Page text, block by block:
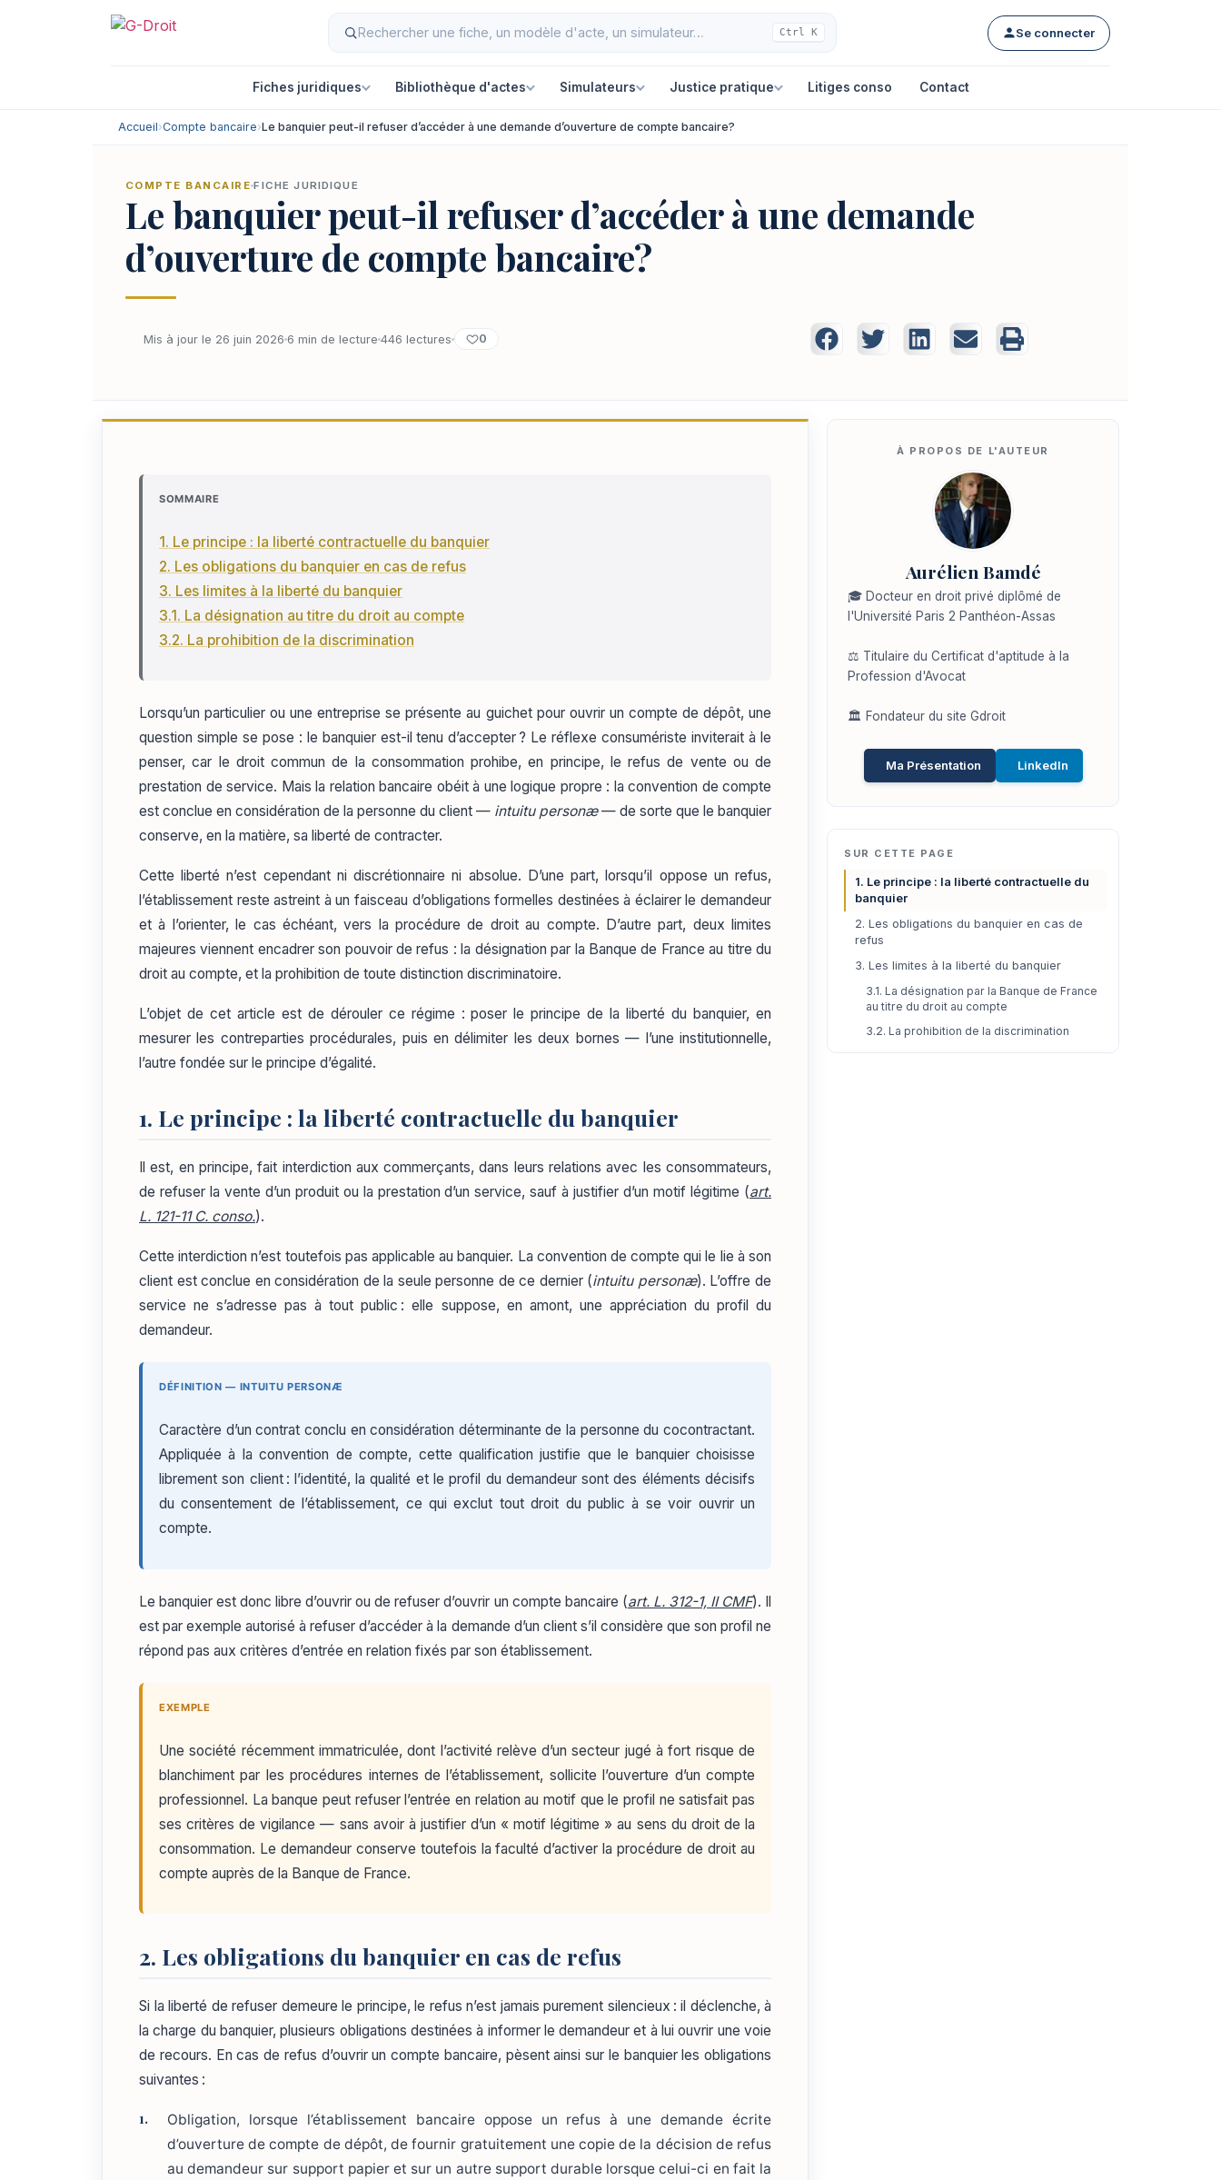
Ctrl K Se connecter
Fiches juridiques Bibliothèque d'actes Simulateurs Justice pratique Litiges conso Contact
Accueil›Compte bancaire›Le banquier peut-il refuser d’accéder à une demande d’ouverture de compte bancaire?
COMPTE BANCAIRE FICHE JURIDIQUE
Le banquier peut-il refuser d’accéder à une demande
d’ouverture de compte bancaire?
Mis à jour le 26 juin 2026 6 min de lecture 446 lectures 0
SOMMAIRE
1. Le principe : la liberté contractuelle du banquier
2. Les obligations du banquier en cas de refus
3. Les limites à la liberté du banquier
3.1. La désignation au titre du droit au compte
3.2. La prohibition de la discrimination
Lorsqu’un particulier ou une entreprise se présente au guichet pour ouvrir un compte de dépôt, une
question simple se pose : le banquier est-il tenu d’accepter ? Le réflexe consumériste inviterait à le
penser, car le droit commun de la consommation prohibe, en principe, le refus de vente ou de
prestation de service. Mais la relation bancaire obéit à une logique propre : la convention de compte
est conclue en considération de la personne du client — intuitu personæ— de sorte que le banquier
conserve, en la matière, sa liberté de contracter.
Cette liberté n’est cependant ni discrétionnaire ni absolue. D’une part, lorsqu’il oppose un refus,
l’établissement reste astreint à un faisceau d’obligations formelles destinées à éclairer le demandeur
et à l’orienter, le cas échéant, vers la procédure de droit au compte. D’autre part, deux limites
majeures viennent encadrer son pouvoir de refus : la désignation par la Banque de France au titre du
droit au compte, et la prohibition de toute distinction discriminatoire.
L’objet de cet article est de dérouler ce régime : poser le principe de la liberté du banquier, en
mesurer les contreparties procédurales, puis en délimiter les deux bornes — l’une institutionnelle,
l’autre fondée sur le principe d’égalité.
1. Le principe : la liberté contractuelle du banquier
Il est, en principe, fait interdiction aux commerçants, dans leurs relations avec les consommateurs,
de refuser la vente d’un produit ou la prestation d’un service, sauf à justifier d’un motif légitime (art.
L. 121-11 C. conso.).
Cette interdiction n’est toutefois pas applicable au banquier. La convention de compte qui le lie à son
client est conclue en considération de la seule personne de ce dernier (intuitu personæ). L’offre de
service ne s’adresse pas à tout public : elle suppose, en amont, une appréciation du profil du
demandeur.
DÉFINITION — INTUITU PERSONÆ
Caractère d’un contrat conclu en considération déterminante de la personne du cocontractant.
Appliquée à la convention de compte, cette qualification justifie que le banquier choisisse
librement son client : l’identité, la qualité et le profil du demandeur sont des éléments décisifs
du consentement de l’établissement, ce qui exclut tout droit du public à se voir ouvrir un
compte.
Le banquier est donc libre d’ouvrir ou de refuser d’ouvrir un compte bancaire (art. L. 312-1, II CMF). Il
est par exemple autorisé à refuser d’accéder à la demande d’un client s’il considère que son profil ne
répond pas aux critères d’entrée en relation fixés par son établissement.
EXEMPLE
Une société récemment immatriculée, dont l’activité relève d’un secteur jugé à fort risque de
blanchiment par les procédures internes de l’établissement, sollicite l’ouverture d’un compte
professionnel. La banque peut refuser l’entrée en relation au motif que le profil ne satisfait pas
ses critères de vigilance — sans avoir à justifier d’un « motif légitime » au sens du droit de la
consommation. Le demandeur conserve toutefois la faculté d’activer la procédure de droit au
compte auprès de la Banque de France.
2. Les obligations du banquier en cas de refus
Si la liberté de refuser demeure le principe, le refus n’est jamais purement silencieux : il déclenche, à
la charge du banquier, plusieurs obligations destinées à informer le demandeur et à lui ouvrir une voie
de recours. En cas de refus d’ouvrir un compte bancaire, pèsent ainsi sur le banquier les obligations
suivantes :
Obligation, lorsque l’établissement bancaire oppose un refus à une demande écrite
d’ouverture de compte de dépôt, de fournir gratuitement une copie de la décision de refus
au demandeur sur support papier et sur un autre support durable lorsque celui-ci en fait la
Aurélien Bamdé
🎓 Docteur en droit privé diplômé de
l'Université Paris 2 Panthéon-Assas
⚖️ Titulaire du Certificat d'aptitude à la
Profession d'Avocat
🏛️ Fondateur du site Gdroit
Ma Présentation LinkedIn
SUR CETTE PAGE
1. Le principe : la liberté contractuelle du
banquier
2. Les obligations du banquier en cas de
refus
3. Les limites à la liberté du banquier
3.1. La désignation par la Banque de France
au titre du droit au compte
3.2. La prohibition de la discrimination